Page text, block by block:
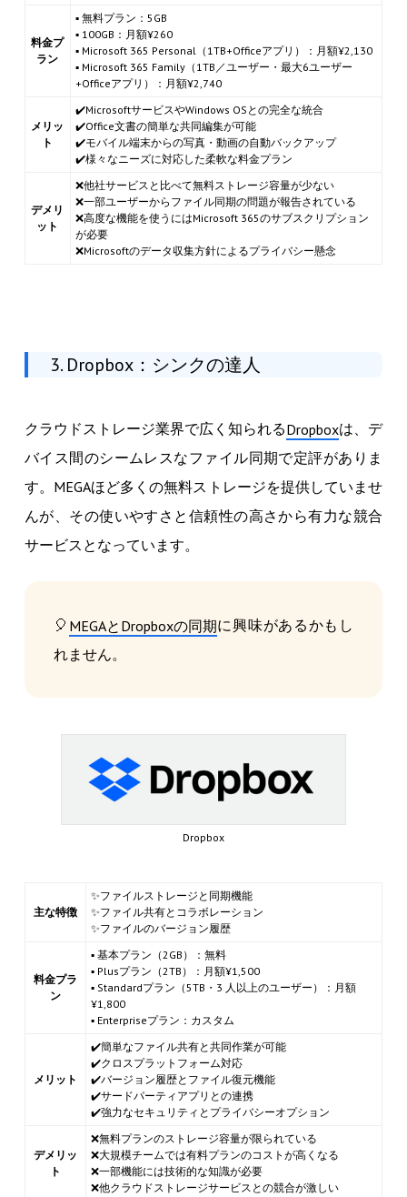
料金プ
ラン
▪ 無料プラン：5GB
▪ 100GB：月額¥260
▪ Microsoft 365 Personal（1TB+Officeアプリ）：月額¥2,130
▪ Microsoft 365 Family（1TB／ユーザー・最大6ユーザー
+Officeアプリ）：月額¥2,740
メリッ
ト
✔️MicrosoftサービスやWindows OSとの完全な統合
✔️Office文書の簡単な共同編集が可能
✔️モバイル端末からの写真・動画の自動バックアップ
✔️様々なニーズに対応した柔軟な料金プラン
デメリ
ット
❌他社サービスと比べて無料ストレージ容量が少ない
❌一部ユーザーからファイル同期の問題が報告されている
❌高度な機能を使うにはMicrosoft 365のサブスクリプション
が必要
❌Microsoftのデータ収集方針によるプライバシー懸念
3. Dropbox：シンクの達人
クラウドストレージ業界で広く知られるDropboxは、デ
バイス間のシームレスなファイル同期で定評がありま
す。MEGAほど多くの無料ストレージを提供していませ
んが、その使いやすさと信頼性の高さから有力な競合
サービスとなっています。
🎈 MEGAとDropboxの同期に興味があるかもし
れません。
Dropbox
主な特徴
✨ファイルストレージと同期機能
✨ファイル共有とコラボレーション
✨ファイルのバージョン履歴
料金プラ
ン
▪ 基本プラン（2GB）：無料
▪ Plusプラン（2TB）：月額¥1,500
▪ Standardプラン（5TB・3 人以上のユーザー）：月額
¥1,800
▪ Enterpriseプラン：カスタム
メリット
✔️簡単なファイル共有と共同作業が可能
✔️クロスプラットフォーム対応
✔️バージョン履歴とファイル復元機能
✔️サードパーティアプリとの連携
✔️強力なセキュリティとプライバシーオプション
デメリッ
ト
❌無料プランのストレージ容量が限られている
❌大規模チームでは有料プランのコストが高くなる
❌一部機能には技術的な知識が必要
❌他クラウドストレージサービスとの競合が激しい